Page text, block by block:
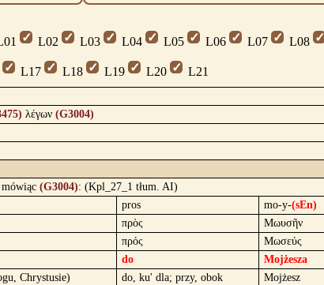
L02 L03 L04 L05 L06 L07 L08
L17 L18 L19 L20 L21
λέγων (G3004)
mówiąc (G3004): (Kpl_27_1 tłum. AI)
pros mo-y-(sEn)
πρὸς Μωυσῆν
πρός Μωσεύς
do Mojżesza
Chrystusie) do, ku' dla; przy, obok Mojżesz